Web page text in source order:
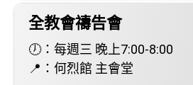
全教會禱告會
🕖：每週三 晚上7:00-8:00
📍：何烈館 主會堂